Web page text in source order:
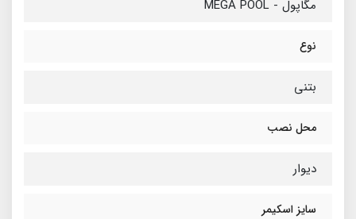
مگاپول - MEGA POOL
نوع
بتنی
محل نصب
دیوار
سایز اسکیمر